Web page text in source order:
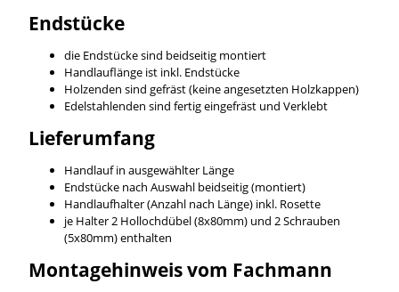
Endstücke
die Endstücke sind beidseitig montiert
Handlauflänge ist inkl. Endstücke
Holzenden sind gefräst (keine angesetzten Holzkappen)
Edelstahlenden sind fertig eingefräst und Verklebt
Lieferumfang
Handlauf in ausgewählter Länge
Endstücke nach Auswahl beidseitig (montiert)
Handlaufhalter (Anzahl nach Länge) inkl. Rosette
je Halter 2 Hollochdübel (8x80mm) und 2 Schrauben
(5x80mm) enthalten
Montagehinweis vom Fachmann